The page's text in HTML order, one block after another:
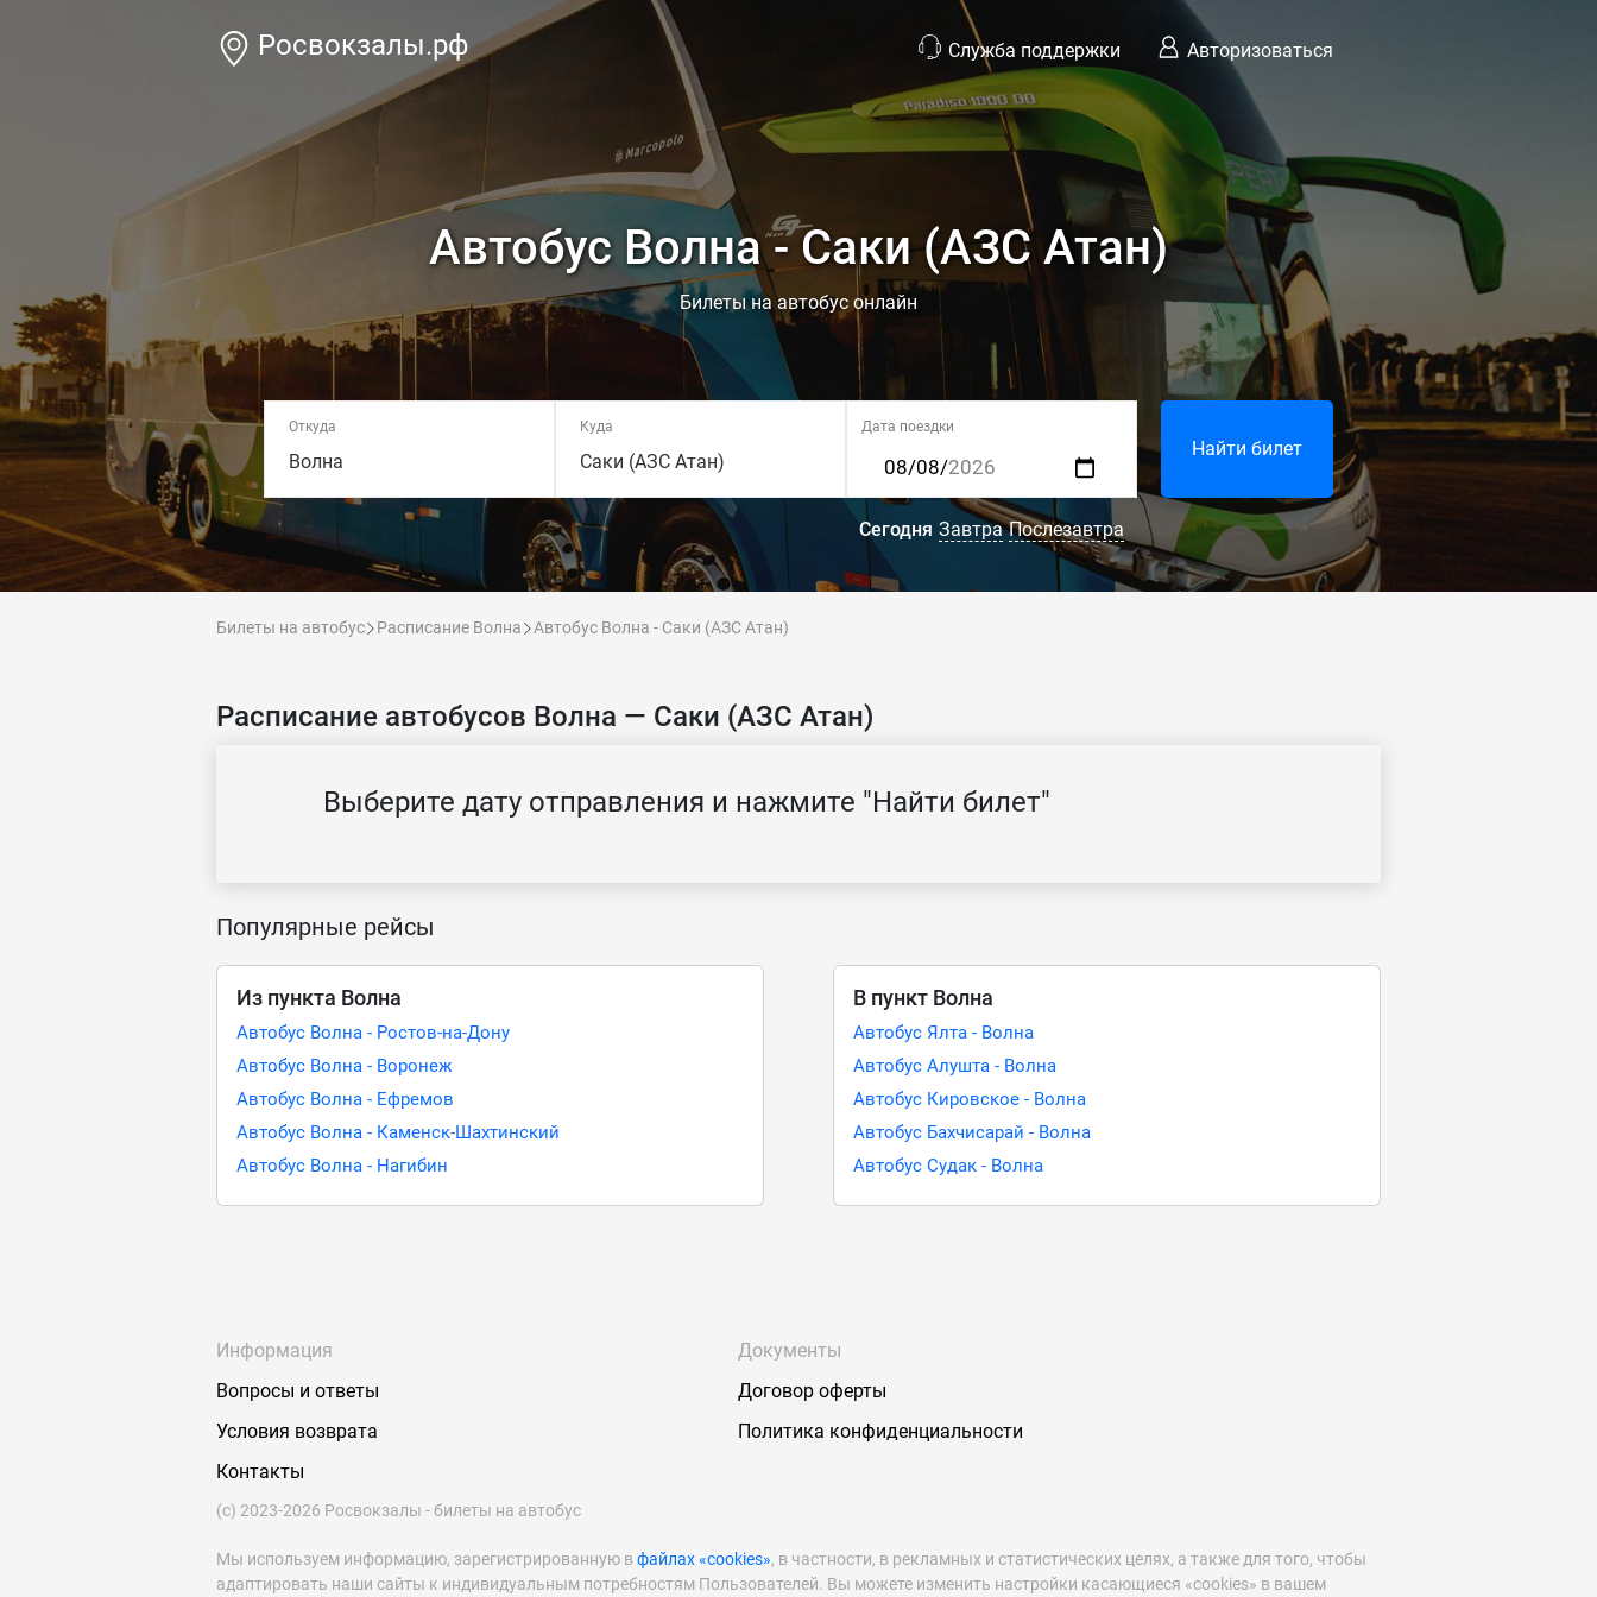
Росвокзалы.рф Служба поддержки Авторизоваться
Автобус Волна - Саки (АЗС Атан)
Билеты на автобус онлайн
Откуда
Волна
Куда
Саки (АЗС Атан)
Дата поездки
Найти билет
Сегодня Завтра Послезавтра
Билеты на автобус Расписание Волна Автобус Волна - Саки (АЗС Атан)
Расписание автобусов Волна — Саки (АЗС Атан)
Выберите дату отправления и нажмите "Найти билет"
Популярные рейсы
Из пункта Волна
Автобус Волна - Ростов-на-Дону
Автобус Волна - Воронеж
Автобус Волна - Ефремов
Автобус Волна - Каменск-Шахтинский
Автобус Волна - Нагибин
В пункт Волна
Автобус Ялта - Волна
Автобус Алушта - Волна
Автобус Кировское - Волна
Автобус Бахчисарай - Волна
Автобус Судак - Волна
Информация
Вопросы и ответы
Условия возврата
Контакты
Документы
Договор оферты
Политика конфиденциальности
(с) 2023-2026 Росвокзалы - билеты на автобус
Мы используем информацию, зарегистрированную в файлах «cookies», в частности, в рекламных и статистических целях, а также для того, чтобы
адаптировать наши сайты к индивидуальным потребностям Пользователей. Вы можете изменить настройки касающиеся «cookies» в вашем